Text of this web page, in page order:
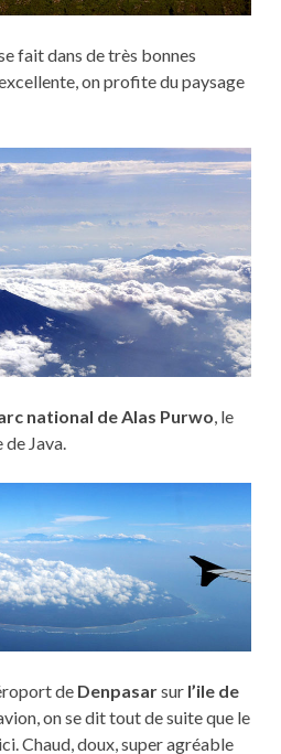
fait dans de très bonnes
on profite du paysage
national de Alas Purwo , le
de Java.
de Denpasarsurl’ile de
on se dit tout de suite que le
Chaud, doux, super agréable